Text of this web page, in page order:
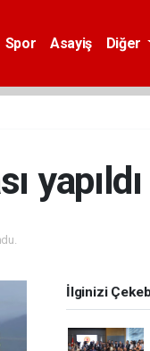
Spor Asayiş Diğer
yapıldı
İlginizi